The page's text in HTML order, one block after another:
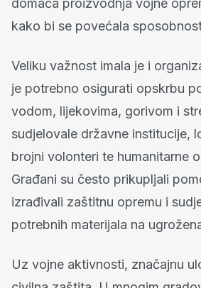
domaća proizvodnja vojne
kako bi se povećala
Veliku važnost imala je i
je potrebno osigurati opskrbu
vodom, lijekovima, gorivom i
sudjelovale državne institucije,
brojni volonteri te humanitarne
Građani su često prikupljali
izrađivali zaštitnu opremu i
potrebnih materijala na
Uz vojne aktivnosti, značajnu